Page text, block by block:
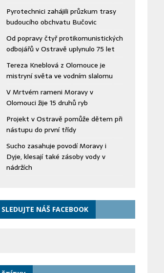
Pyrotechnici zahájili průzkum trasy
budoucího obchvatu Bučovic
Od popravy čtyř protikomunistických
odbojářů v Ostravě uplynulo 75 let
Tereza Kneblová z Olomouce je
mistryní světa ve vodním slalomu
V Mrtvém rameni Moravy v
Olomouci žije 15 druhů ryb
Projekt v Ostravě pomůže dětem při
nástupu do první třídy
Sucho zasahuje povodí Moravy i
Dyje, klesají také zásoby vody v
nádržích
SLEDUJTE NÁŠ FACEBOOK